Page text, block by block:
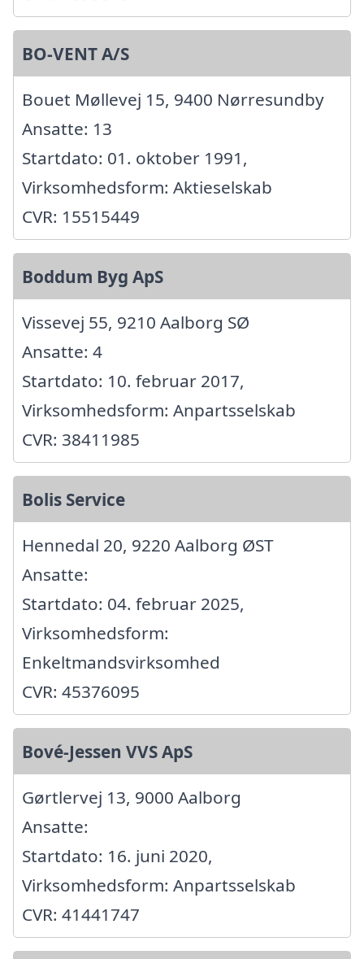
BO-VENT A/S
Bouet Møllevej 15, 9400 Nørresundby
Ansatte: 13
Startdato: 01. oktober 1991,
Virksomhedsform: Aktieselskab
CVR: 15515449
Boddum Byg ApS
Vissevej 55, 9210 Aalborg SØ
Ansatte: 4
Startdato: 10. februar 2017,
Virksomhedsform: Anpartsselskab
CVR: 38411985
Bolis Service
Hennedal 20, 9220 Aalborg ØST
Ansatte:
Startdato: 04. februar 2025,
Virksomhedsform:
Enkeltmandsvirksomhed
CVR: 45376095
Bové-Jessen VVS ApS
Gørtlervej 13, 9000 Aalborg
Ansatte:
Startdato: 16. juni 2020,
Virksomhedsform: Anpartsselskab
CVR: 41441747